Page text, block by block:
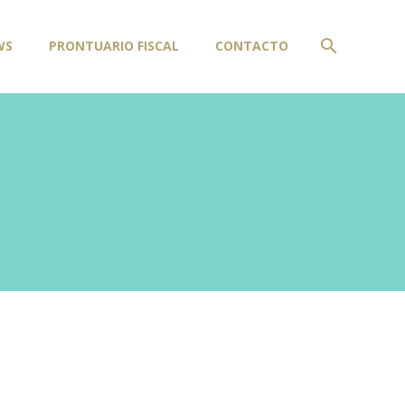
PRONTUARIO FISCAL CONTACTO